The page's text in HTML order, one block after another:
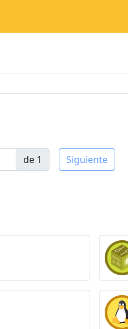
de 1 Siguiente